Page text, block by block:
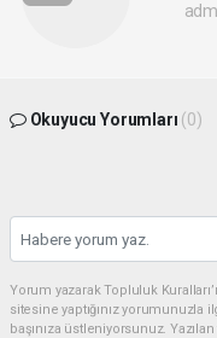
Okuyucu Yorumları (0)
Yorum yazarak Topluluk
sitesine yaptığınız
başınıza üstleniyorsunuz.